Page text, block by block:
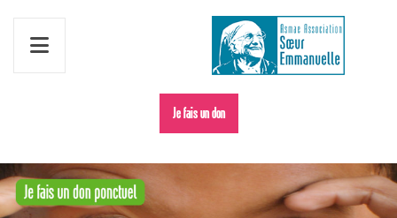
Je fais un don